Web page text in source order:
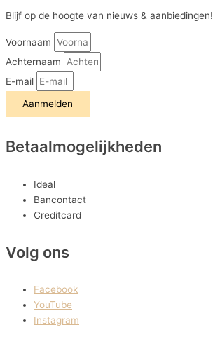
Blijf op de hoogte van nieuws & aanbiedingen!
Voornaam
Achternaam
E-mail
Aanmelden
Betaalmogelijkheden
Ideal
Bancontact
Creditcard
Volg ons
Facebook
YouTube
Instagram